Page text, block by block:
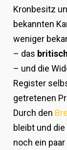
Kronbesitz
bekannten
weniger
– das
– und die
Register
getretenen
Durch den
bleibt und
noch ein